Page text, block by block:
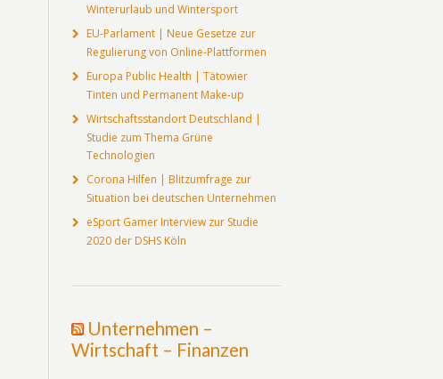
Winterurlaub und Wintersport
EU-Parlament | Neue Gesetze zur
Regulierung von Online-Plattformen
Europa Public Health | Tätowier
Tinten und Permanent Make-up
Wirtschaftsstandort Deutschland |
Studie zum Thema Grüne
Technologien
Corona Hilfen | Blitzumfrage zur
Situation bei deutschen Unternehmen
eSport Gamer Interview zur Studie
2020 der DSHS Köln
Unternehmen –
Wirtschaft – Finanzen